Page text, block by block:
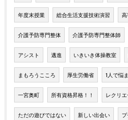
年度末授業 総合生活支援技術演習
介護予防専門整体 介護予防専門整体師
アシスト 邁進 いきいき体操教室
まもろうこころ 厚生労働省 1人で悩
一宮奥町 所有資格昇格！！ レクリ
ただの遊びではない 新しい出会い